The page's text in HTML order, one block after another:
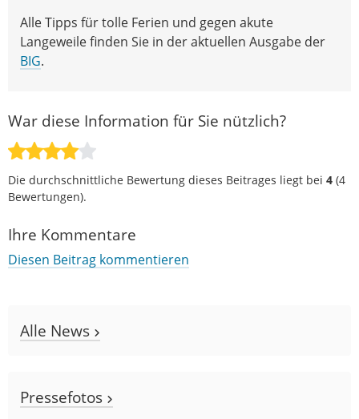
Alle Tipps für tolle Ferien und gegen akute
Langeweile finden Sie in der aktuellen Ausgabe der
BIG.
War diese Information für Sie nützlich?
Die durchschnittliche Bewertung dieses Beitrages liegt bei 4 (4
Bewertungen).
Ihre Kommentare
Diesen Beitrag kommentieren
Alle News
Pressefotos